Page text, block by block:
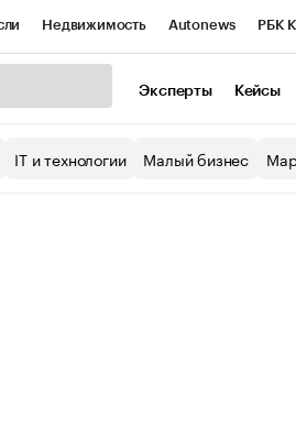
Недвижимость Autonews РБК
Эксперты Кейсы
IT и технологии Малый бизнес